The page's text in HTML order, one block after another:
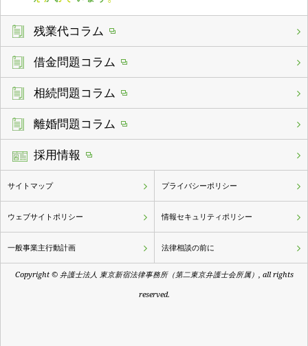
残業代コラム
借金問題コラム
相続問題コラム
離婚問題コラム
採用情報
サイトマップ プライバシーポリシー
ウェブサイトポリシー 情報セキュリティポリシー
一般事業主行動計画 法律相談の前に
Copyright © 弁護士法人 東京新宿法律事務所（第二東京弁護士会所属）, all rights
reserved.